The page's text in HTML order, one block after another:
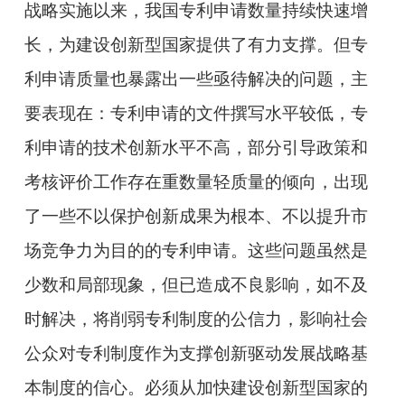
战略实施以来，我国专利申请数量持续快速增
长，为建设创新型国家提供了有力支撑。但专
利申请质量也暴露出一些亟待解决的问题，主
要表现在：专利申请的文件撰写水平较低，专
利申请的技术创新水平不高，部分引导政策和
考核评价工作存在重数量轻质量的倾向，出现
了一些不以保护创新成果为根本、不以提升市
场竞争力为目的的专利申请。这些问题虽然是
少数和局部现象，但已造成不良影响，如不及
时解决，将削弱专利制度的公信力，影响社会
公众对专利制度作为支撑创新驱动发展战略基
本制度的信心。必须从加快建设创新型国家的